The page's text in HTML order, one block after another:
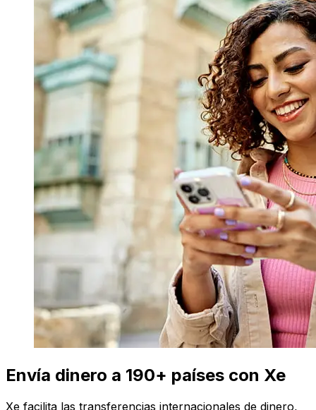
Envía dinero a 190+ países con Xe
Xe facilita las transferencias internacionales de dinero,